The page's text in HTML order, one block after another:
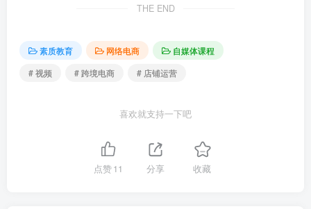
THE END
素质教育 网络电商
自媒体课程
# 视频
# 跨境电商 # 店铺运营
喜欢就支持一下吧
点赞11 分享 收藏